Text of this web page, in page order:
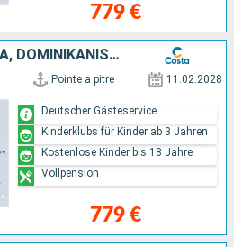
779 €
ANTIGUA UND BARBUDA, DOMINIKANISCHE REPUBLIK
Pointe a pitre 11.02.2028
779 €
Deutscher Gästeservice
Kinderklubs für Kinder ab 3 Jahren
Kostenlose Kinder bis 18 Jahre
Vollpension